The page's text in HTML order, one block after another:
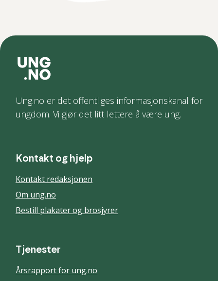
Ung.no er det offentliges informasjonskanal for
ungdom. Vi gjør det litt lettere å være ung.
Kontakt og hjelp
Kontakt redaksjonen
Om ung.no
Bestill plakater og brosjyrer
Tjenester
Årsrapport for ung.no